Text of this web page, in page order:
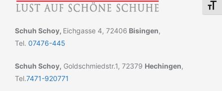
Schuh Schoy, Eichgasse 4, 72406 Bisingen,
Tel. 07476-445
Schuh Schoy, Goldschmiedstr.1, 72379 Hechingen,
Tel.7471-920771